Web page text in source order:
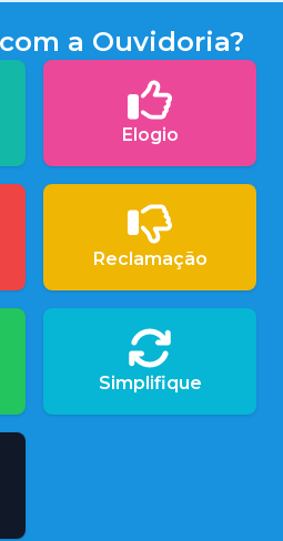
a Ouvidoria?
Elogio
Reclamação
Simplifique